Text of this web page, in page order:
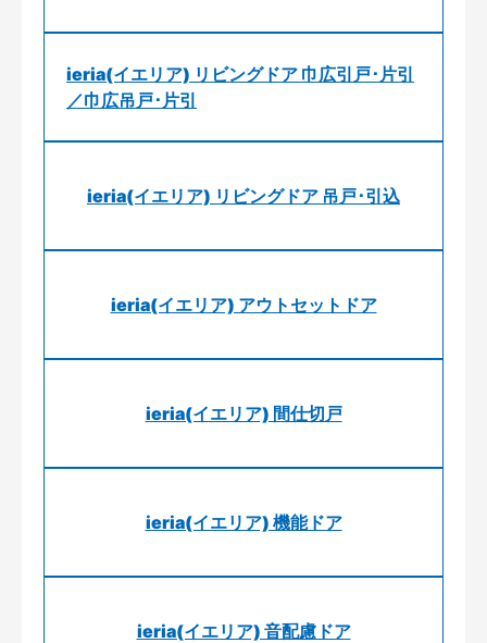
ieria(イエリア) リビングドア 巾広引戸･片引
／巾広吊戸･片引
ieria(イエリア) リビングドア 吊戸･引込
ieria(イエリア) アウトセットドア
ieria(イエリア) 間仕切戸
ieria(イエリア) 機能ドア
ieria(イエリア) 音配慮ドア